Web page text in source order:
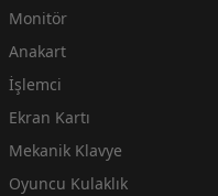
Monitör
Anakart
İşlemci
Ekran Kartı
Mekanik Klavye
Oyuncu Kulaklık